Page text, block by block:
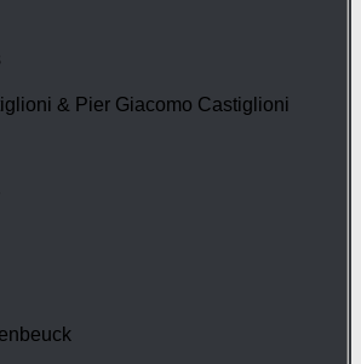
& Pier Giacomo Castiglioni